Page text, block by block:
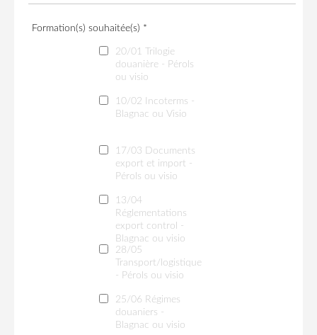
Formation(s) souhaitée(s) *
20/01 Trilogie
douanière - Pérols
ou visio
10/02 Incoterms -
Blagnac ou Visio
17/03 Documents
export et import -
Pérols ou visio
13/04
Réglementations
export control -
Blagnac ou visio
28/05
Transport/logistique
- Pérols ou visio
25/06 Régimes
douaniers -
Blagnac ou visio